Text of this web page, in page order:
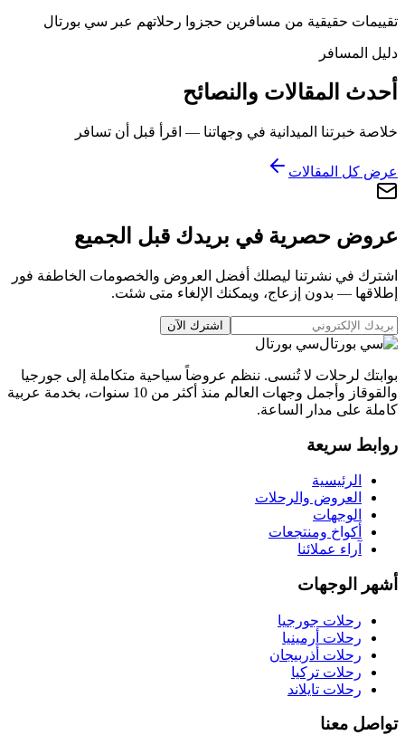
تقييمات حقيقية من مسافرين حجزوا رحلاتهم عبر سي بورتال
دليل المسافر
أحدث المقالات والنصائح
خلاصة خبرتنا الميدانية في وجهاتنا — اقرأ قبل أن تسافر
عرض كل المقالات
عروض حصرية في بريدك قبل الجميع
اشترك في نشرتنا ليصلك أفضل العروض والخصومات الخاطفة فور
إطلاقها — بدون إزعاج، ويمكنك الإلغاء متى شئت.
اشترك الآن
سي بورتال
بوابتك لرحلات لا تُنسى. ننظم عروضاً سياحية متكاملة إلى جورجيا
والقوقاز وأجمل وجهات العالم منذ أكثر من 10 سنوات، بخدمة عربية
كاملة على مدار الساعة.
روابط سريعة
الرئيسية
العروض والرحلات
الوجهات
أكواخ ومنتجعات
آراء عملائنا
أشهر الوجهات
رحلات جورجيا
رحلات أرمينيا
رحلات أذربيجان
رحلات تركيا
رحلات تايلاند
تواصل معنا